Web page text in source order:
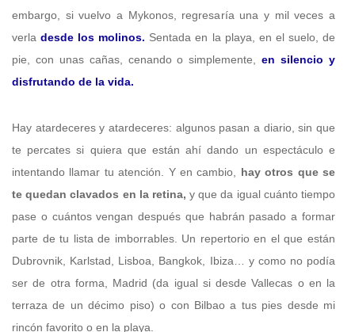
embargo, si vuelvo a Mykonos, regresaría una y mil veces a
verladesde los molinos. Sentada en la playa, en el suelo, de
pie, con unas cañas, cenando o simplemente,en silencio y
disfrutando de la vida.
Hay atardeceres y atardeceres: algunos pasan a diario, sin que
te percates si quiera que están ahí dando un espectáculo e
intentando llamar tu atención. Y en cambio, hay otros que se
te quedan clavados en la retina, y que da igual cuánto tiempo
pase o cuántos vengan después que habrán pasado a formar
parte de tu lista de imborrables. Un repertorio en el que están
Dubrovnik, Karlstad, Lisboa, Bangkok, Ibiza… y como no podía
ser de otra forma, Madrid (da igual si desde Vallecas o en la
terraza de un décimo piso) o con Bilbao a tus pies desde mi
rincón favorito o en la playa.